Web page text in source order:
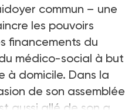
commun – une
les pouvoirs
financements du
médico-social à but
à domicile. Dans la
de son assemblée
aussi allé de son a